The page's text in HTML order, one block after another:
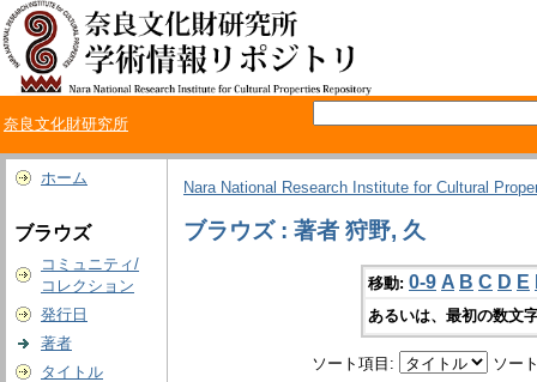
奈良文化財研究所
ホーム
ブラウズ
コミュニティ/
コレクション
発行日
著者
タイトル
Nara National Research Institute for Cultural
ブラウズ : 著者 狩野, 久
移動: 0-9 A B C D E
あるいは、最初の数文
ソート項目: ソー